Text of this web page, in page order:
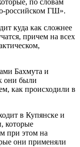
российском ГШ».
куда как сложнее
причем на всех
Бахмута и
они были
как происходили в
в Купянске и
которые
при этом на
они применяли